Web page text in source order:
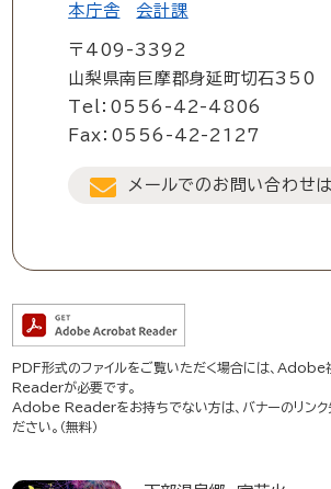
本庁舎 会計課
〒409-3392
山梨県南巨摩郡身延町切石350
Tel：0556-42-4806
Fax：0556-42-2127
メールでのお問い合わせ
PDF形式のファイルをご覧いただく場合には、
Readerが必要です。
Adobe Readerをお持ちでない方は、バナーのリンク
ださい。（無料）